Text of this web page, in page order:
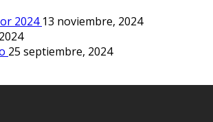
2024 13 noviembre, 2024
25 septiembre, 2024